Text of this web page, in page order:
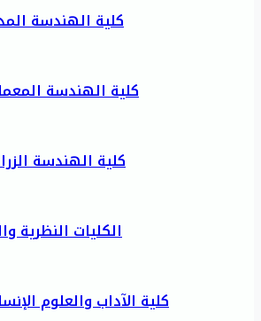
كلية الهندسة
كلية الهندسة
كلية الهندسة
الكليات النظرية
كلية الآداب والعلوم